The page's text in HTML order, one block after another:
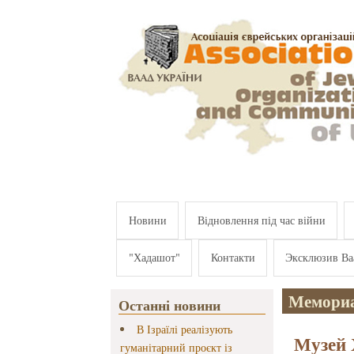
Новини Відновлення під час війни
"Хадашот" Контакти Эксклюзив
Останні новини
В Ізраїлі реалізують
гуманітарний проєкт із
Музей